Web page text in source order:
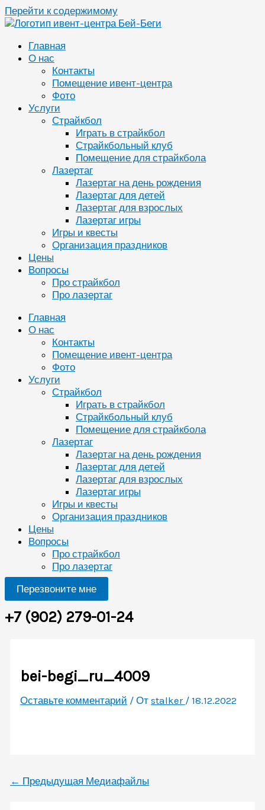
Перейти к содержимому
Главная
О нас
Контакты
Помещение ивент-центра
Фото
Услуги
Страйкбол
Играть в страйкбол
Страйкбольный клуб
Помещение для страйкбола
Лазертаг
Лазертаг на день рождения
Лазертаг для детей
Лазертаг для взрослых
Лазертаг игры
Игры и квесты
Организация праздников
Цены
Вопросы
Про страйкбол
Про лазертаг
Главная
О нас
Контакты
Помещение ивент-центра
Фото
Услуги
Страйкбол
Играть в страйкбол
Страйкбольный клуб
Помещение для страйкбола
Лазертаг
Лазертаг на день рождения
Лазертаг для детей
Лазертаг для взрослых
Лазертаг игры
Игры и квесты
Организация праздников
Цены
Вопросы
Про страйкбол
Про лазертаг
Перезвоните мне
+7 (902) 279-01-24
bei-begi_ru_4009
Оставьте комментарий / Отstalker / 18.12.2022
← Предыдущая Медиафайлы